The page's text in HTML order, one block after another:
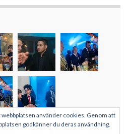
använder cookies. Genom att
godkänner du deras användning.